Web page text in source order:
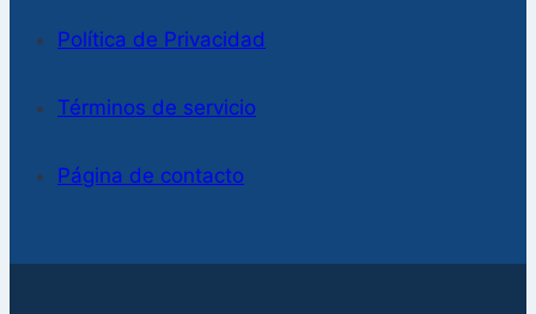
Política de Privacidad
Términos de servicio
Página de contacto